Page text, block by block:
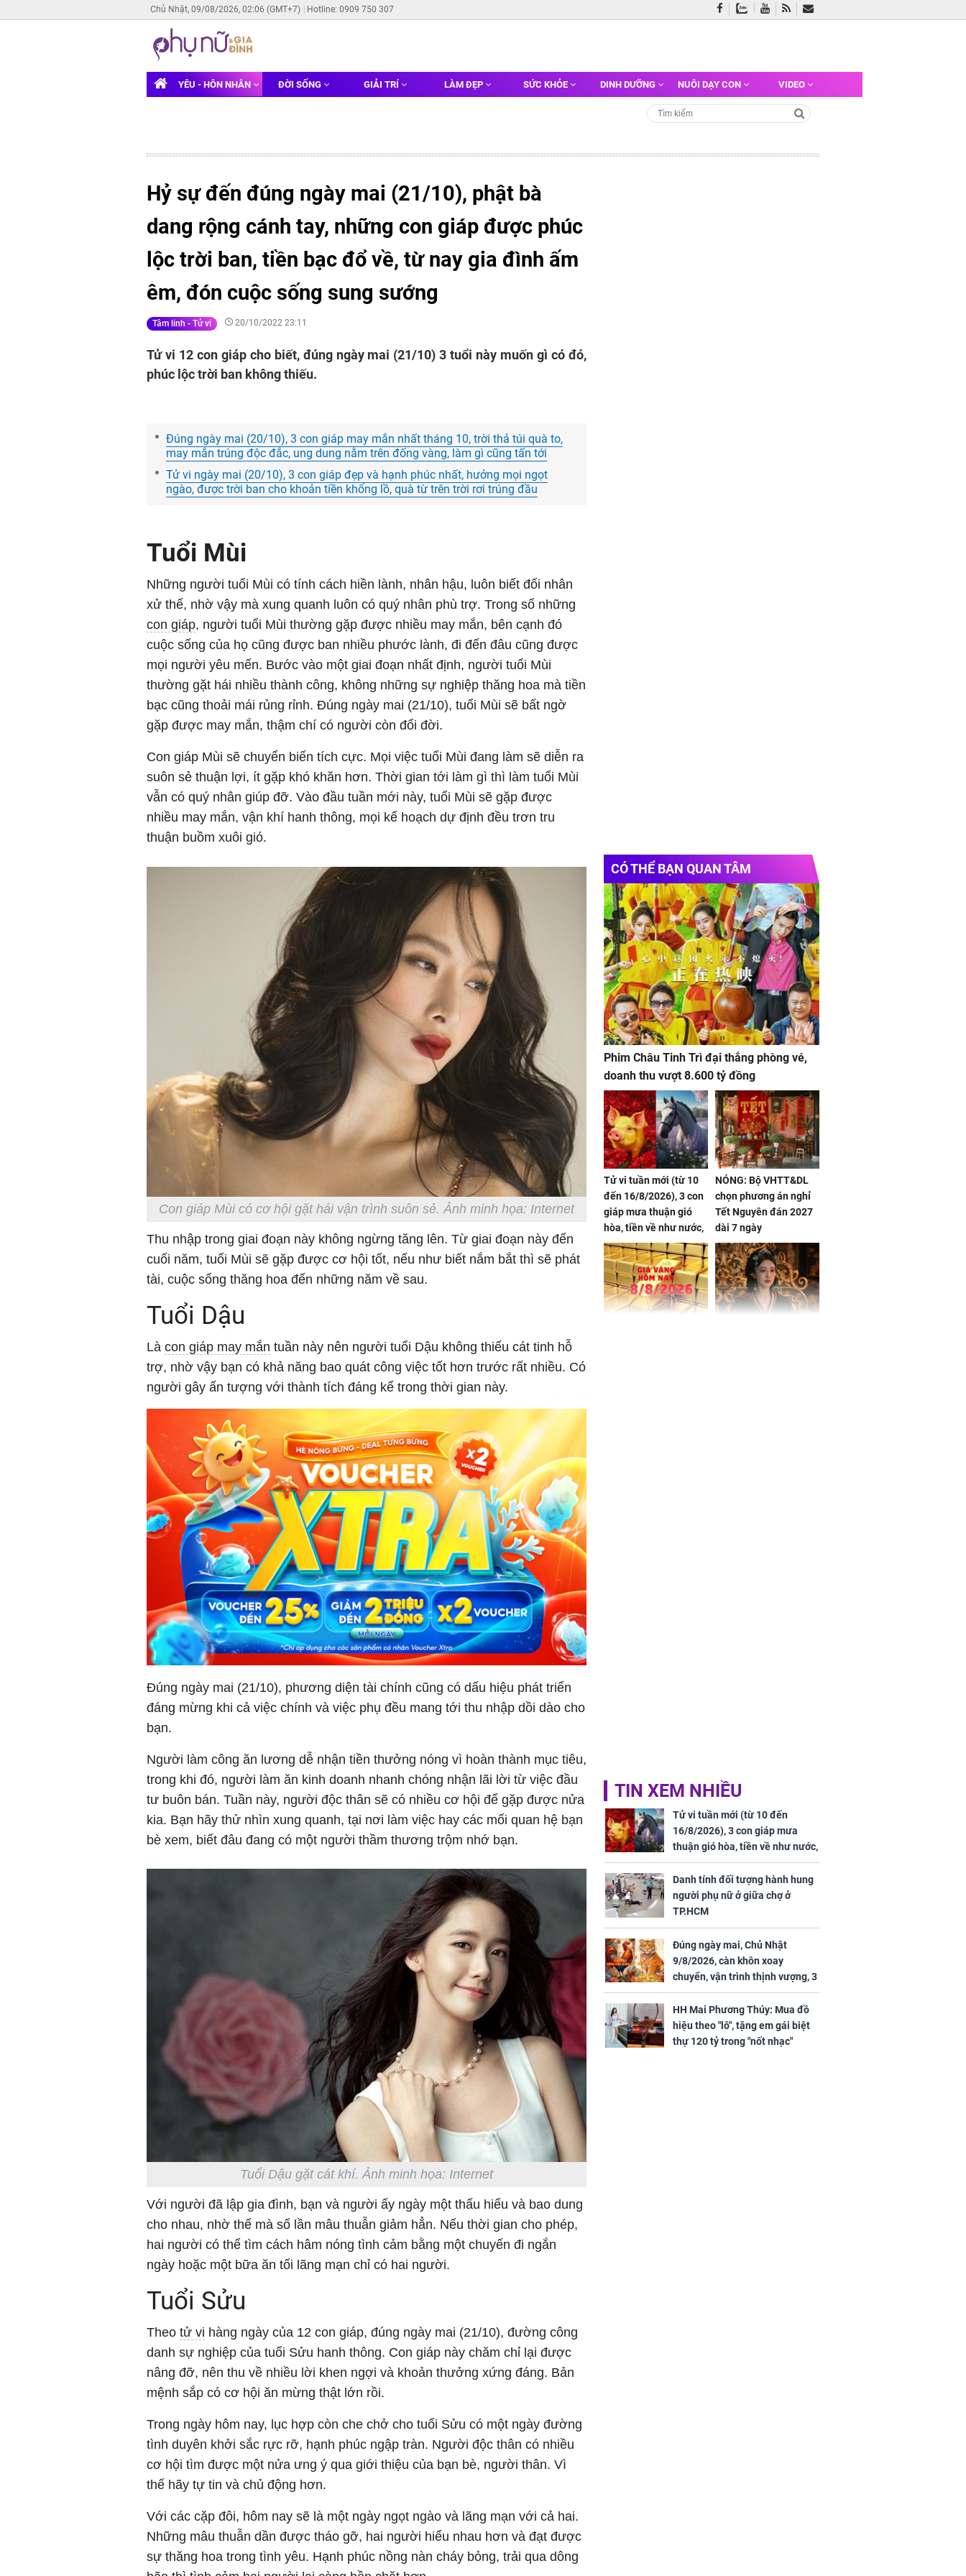
Chủ Nhật, 09/08/2026, 02:06 (GMT+7) Hotline: 0909 750 307
YÊU - HÔN NHÂN ĐỜI SỐNG GIẢI TRÍ LÀM ĐẸP SỨC KHỎE DINH DƯỠNG NUÔI DẠY CON VIDEO
Hỷ sự đến đúng ngày mai (21/10), phật bà
dang rộng cánh tay, những con giáp được phúc
lộc trời ban, tiền bạc đổ về, từ nay gia đình ấm
êm, đón cuộc sống sung sướng
Tâm linh - Tử vi 20/10/2022 23:11
Tử vi 12 con giáp cho biết, đúng ngày mai (21/10) 3 tuổi này muốn gì có đó,
phúc lộc trời ban không thiếu.
Đúng ngày mai (20/10), 3 con giáp may mắn nhất tháng 10, trời thả túi quà to,
may mắn trúng độc đắc, ung dung nằm trên đống vàng, làm gì cũng tấn tới
Tử vi ngày mai (20/10), 3 con giáp đẹp và hạnh phúc nhất, hưởng mọi ngọt
ngào, được trời ban cho khoản tiền khổng lồ, quà từ trên trời rơi trúng đầu
Tuổi Mùi
Những người tuổi Mùi có tính cách hiền lành, nhân hậu, luôn biết đối nhân
xử thế, nhờ vậy mà xung quanh luôn có quý nhân phù trợ. Trong số những
con giáp, người tuổi Mùi thường gặp được nhiều may mắn, bên cạnh đó
cuộc sống của họ cũng được ban nhiều phước lành, đi đến đâu cũng được
mọi người yêu mến. Bước vào một giai đoạn nhất định, người tuổi Mùi
thường gặt hái nhiều thành công, không những sự nghiệp thăng hoa mà tiền
bạc cũng thoải mái rủng rỉnh. Đúng ngày mai (21/10), tuổi Mùi sẽ bất ngờ
gặp được may mắn, thậm chí có người còn đổi đời.
Con giáp Mùi sẽ chuyển biến tích cực. Mọi việc tuổi Mùi đang làm sẽ diễn ra
suôn sẻ thuận lợi, ít gặp khó khăn hơn. Thời gian tới làm gì thì làm tuổi Mùi
vẫn có quý nhân giúp đỡ. Vào đầu tuần mới này, tuổi Mùi sẽ gặp được
nhiều may mắn, vận khí hanh thông, mọi kế hoạch dự định đều trơn tru
thuận buồm xuôi gió.
Con giáp Mùi có cơ hội gặt hái vận trình suôn sẻ. Ảnh minh họa: Internet
Thu nhập trong giai đoạn này không ngừng tăng lên. Từ giai đoạn này đến
cuối năm, tuổi Mùi sẽ gặp được cơ hội tốt, nếu như biết nắm bắt thì sẽ phát
tài, cuộc sống thăng hoa đến những năm về sau.
Tuổi Dậu
Là con giáp may mắn tuần này nên người tuổi Dậu không thiếu cát tinh hỗ
trợ, nhờ vậy bạn có khả năng bao quát công việc tốt hơn trước rất nhiều. Có
người gây ấn tượng với thành tích đáng kể trong thời gian này.
Đúng ngày mai (21/10), phương diện tài chính cũng có dấu hiệu phát triển
đáng mừng khi cả việc chính và việc phụ đều mang tới thu nhập dồi dào cho
bạn.
Người làm công ăn lương dễ nhận tiền thưởng nóng vì hoàn thành mục tiêu,
trong khi đó, người làm ăn kinh doanh nhanh chóng nhận lãi lời từ việc đầu
tư buôn bán. Tuần này, người độc thân sẽ có nhiều cơ hội để gặp được nửa
kia. Bạn hãy thử nhìn xung quanh, tại nơi làm việc hay các mối quan hệ bạn
bè xem, biết đâu đang có một người thầm thương trộm nhớ bạn.
Tuổi Dậu gặt cát khí. Ảnh minh họa: Internet
Với người đã lập gia đình, bạn và người ấy ngày một thấu hiểu và bao dung
cho nhau, nhờ thế mà số lần mâu thuẫn giảm hẳn. Nếu thời gian cho phép,
hai người có thể tìm cách hâm nóng tình cảm bằng một chuyến đi ngắn
ngày hoặc một bữa ăn tối lãng mạn chỉ có hai người.
Tuổi Sửu
Theo tử vi hàng ngày của 12 con giáp, đúng ngày mai (21/10), đường công
danh sự nghiệp của tuổi Sửu hanh thông. Con giáp này chăm chỉ lại được
nâng đỡ, nên thu về nhiều lời khen ngợi và khoản thưởng xứng đáng. Bản
mệnh sắp có cơ hội ăn mừng thật lớn rồi.
Trong ngày hôm nay, lục hợp còn che chở cho tuổi Sửu có một ngày đường
tình duyên khởi sắc rực rỡ, hạnh phúc ngập tràn. Người độc thân có nhiều
cơ hội tìm được một nửa ưng ý qua giới thiệu của bạn bè, người thân. Vì
thế hãy tự tin và chủ động hơn.
Với các cặp đôi, hôm nay sẽ là một ngày ngọt ngào và lãng mạn với cả hai.
Những mâu thuẫn dần được tháo gỡ, hai người hiểu nhau hơn và đạt được
sự thăng hoa trong tình yêu. Hạnh phúc nồng nàn cháy bỏng, trải qua dông
CÓ THỂ BẠN QUAN TÂM
Phim Châu Tinh Trì đại thắng phòng vé,
doanh thu vượt 8.600 tỷ đồng
Tử vi tuần mới (từ 10
đến 16/8/2026), 3 con
giáp mưa thuận gió
hòa, tiền về như nước,
bạc vàng dư dả, Phú
Quý Vinh Hoa, vận
trình khai sáng
NÓNG: Bộ VHTT&DL
chọn phương án nghỉ
Tết Nguyên đán 2027
dài 7 ngày
TIN XEM NHIỀU
Tử vi tuần mới (từ 10 đến
16/8/2026), 3 con giáp mưa
thuận gió hòa, tiền về như nước,
bạc vàng dư dả, Phú Quý Vinh
Hoa, vận trình khai sáng
Danh tính đối tượng hành hung
người phụ nữ ở giữa chợ ở
TP.HCM
Đúng ngày mai, Chủ Nhật
9/8/2026, càn khôn xoay
chuyển, vận trình thịnh vượng, 3
con giáp nhận phúc khí nhà trời,
tình tiền đỏ như son, vận may
hanh thông
HH Mai Phương Thúy: Mua đồ
hiệu theo "lô", tặng em gái biệt
thự 120 tỷ trong "nốt nhạc"